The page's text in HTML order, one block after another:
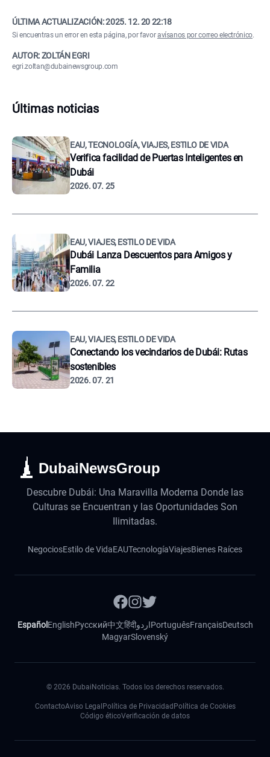
ÚLTIMA ACTUALIZACIÓN:2025. 12. 20 22:18
Si encuentras un error en esta página, por favoravísanos por correo electrónico.
AUTOR: ZOLTÁN EGRI
egri.zoltan@dubainewsgroup.com
Últimas noticias
EAU, TECNOLOGÍA, VIAJES, ESTILO DE VIDA
Verifica facilidad de Puertas Inteligentes en
Dubái
2026. 07. 25
EAU, VIAJES, ESTILO DE VIDA
Dubái Lanza Descuentos para Amigos y
Familia
2026. 07. 22
EAU, VIAJES, ESTILO DE VIDA
Conectando los vecindarios de Dubái: Rutas
sostenibles
2026. 07. 21
DubaiNewsGroup
Descubre Dubái: Una Maravilla Moderna Donde las
Culturas se Encuentran y las Oportunidades Son
Ilimitadas.
NegociosEstilo de VidaEAUTecnologíaViajesBienes Raíces
Español EnglishРусский中文हिंदीاردوPortuguêsFrançaisDeutsch
MagyarSlovenský
© 2026 DubaiNoticias. Todos los derechos reservados.
ContactoAviso Legal Política de Privacidad Política de Cookies
Código éticoVerificación de datos